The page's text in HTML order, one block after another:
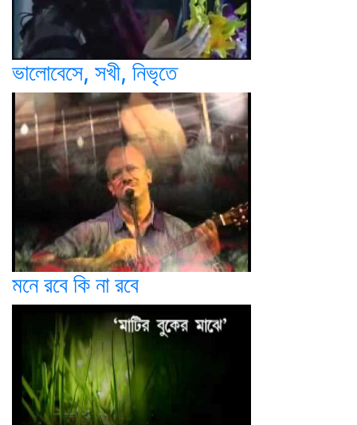
ভালোবেসে, সখী, নিভৃতে
মনে রবে কি না রবে